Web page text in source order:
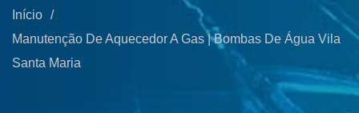
Início /
Manutenção De Aquecedor A Gas | Bombas De Água Vila
Santa Maria